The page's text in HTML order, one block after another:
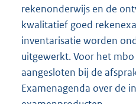
rekenonderwijs en de
kwalitatief goed
inventarisatie worden
uitgewerkt. Voor het
aangesloten bij de
Examenagenda over de